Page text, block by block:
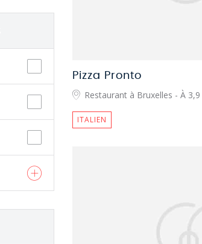
Pizza Pronto
Restaurant à Bruxelles - À
ITALIEN